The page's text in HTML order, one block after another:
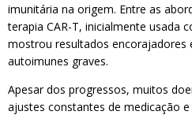
imunitária na origem. Entre as
terapia CAR-T, inicialmente usada
mostrou resultados encorajadores
autoimunes graves.
Apesar dos progressos, muitos
ajustes constantes de medicação